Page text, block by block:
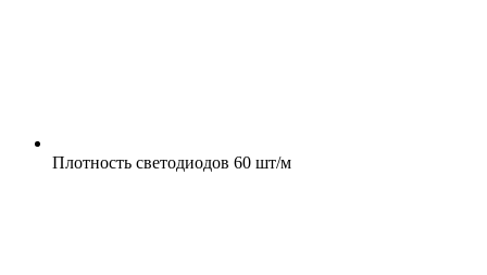
Плотность светодиодов 60 шт/м